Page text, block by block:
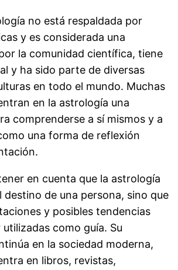
no está respaldada por
y es considerada una
la comunidad científica, tiene
y ha sido parte de diversas
en todo el mundo. Muchas
en la astrología una
comprenderse a sí mismos y a
una forma de reflexión
en cuenta que la astrología
destino de una persona, sino que
y posibles tendencias
como guía. Su
en la sociedad moderna,
en libros, revistas,